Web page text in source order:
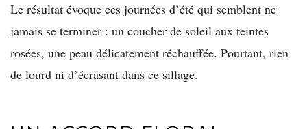
Le résultat évoque ces journées d’été qui semblent ne
jamais se terminer : un coucher de soleil aux teintes
rosées, une peau délicatement réchauffée. Pourtant, rien
de lourd ni d’écrasant dans ce sillage.